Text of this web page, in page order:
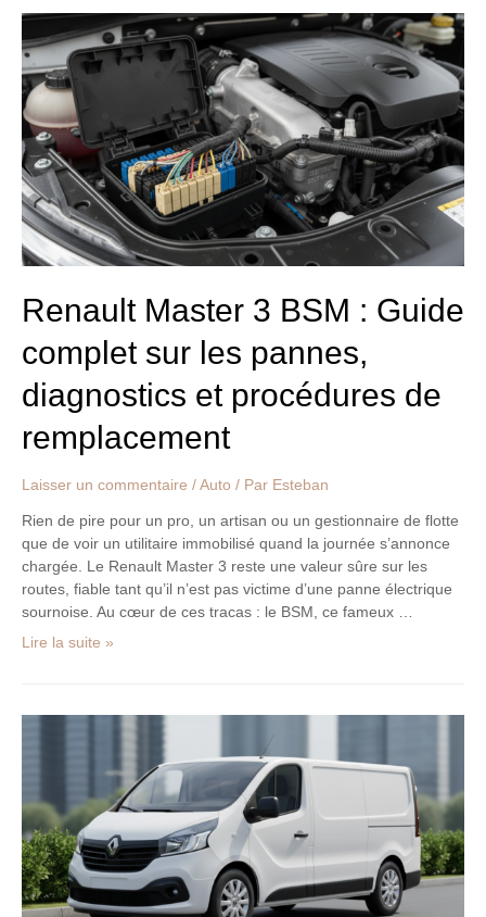
Renault Master 3 BSM : Guide
complet sur les pannes,
diagnostics et procédures de
remplacement
Laisser un commentaire / Auto / Par Esteban
Rien de pire pour un pro, un artisan ou un gestionnaire de flotte
que de voir un utilitaire immobilisé quand la journée s’annonce
chargée. Le Renault Master 3 reste une valeur sûre sur les
routes, fiable tant qu’il n’est pas victime d’une panne électrique
sournoise. Au cœur de ces tracas : le BSM, ce fameux …
Renault
Master
3
BSM
:
Guide
complet
sur
les
pannes,
diagnostics
procédures
de
remplacement
Lire la suite »
idéal
pour
un
Renault
Trafic